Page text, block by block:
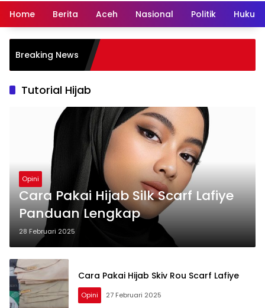
Home Berita Aceh Nasional Politik
Breaking News
Tutorial Hijab
Opini
Cara Pakai Hijab Silk Scarf Lafiye
Panduan Lengkap
28 Februari 2025
Cara Pakai Hijab Skiv Rou Scarf Lafiye
Opini 27 Februari 2025